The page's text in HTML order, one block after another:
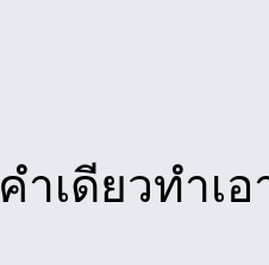
คำเดียวทำเ